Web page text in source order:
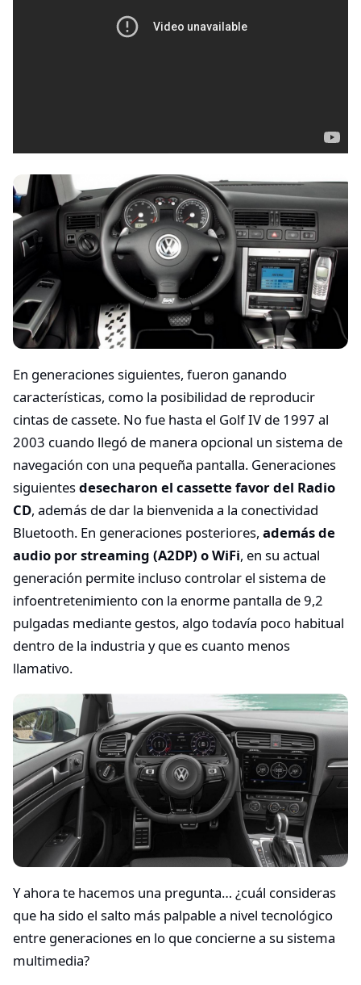
En generaciones siguientes, fueron ganando
características, como la posibilidad de reproducir
cintas de cassete. No fue hasta el Golf IV de 1997 al
2003 cuando llegó de manera opcional un sistema de
navegación con una pequeña pantalla. Generaciones
siguientesdesecharon el cassette favor del Radio
CD, además de dar la bienvenida a la conectividad
Bluetooth. En generaciones posteriores, además de
audio por streaming (A2DP) o WiFi, en su actual
generación permite incluso controlar el sistema de
infoentretenimiento con la enorme pantalla de 9,2
pulgadas mediante gestos, algo todavía poco habitual
dentro de la industria y que es cuanto menos
llamativo.
Y ahora te hacemos una pregunta… ¿cuál consideras
que ha sido el salto más palpable a nivel tecnológico
entre generaciones en lo que concierne a su sistema
multimedia?